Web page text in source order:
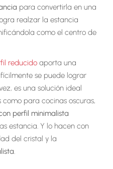
para convertirla en una
realzar la estancia
como el centro de
reducido aporta una
se puede lograr
es una solución ideal
para cocinas oscuras,
perfil minimalista
estancia. Y lo hacen con
del cristal y la
.